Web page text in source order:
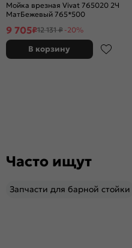
Мойка врезная Vivat 765020 2Ч
МатБежевый 765*500
9 705₽12 131 ₽ -20%
В корзину
Часто ищут
Запчасти для барной стойки